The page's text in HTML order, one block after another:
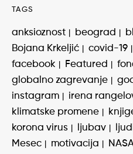
TAGS
anksioznost beograd
Bojana Krkeljić
covid-19
facebook
Featured
globalno zagrevanje
instagram
irena
klimatske promene
korona virus
ljubav
Mesec
motivacija